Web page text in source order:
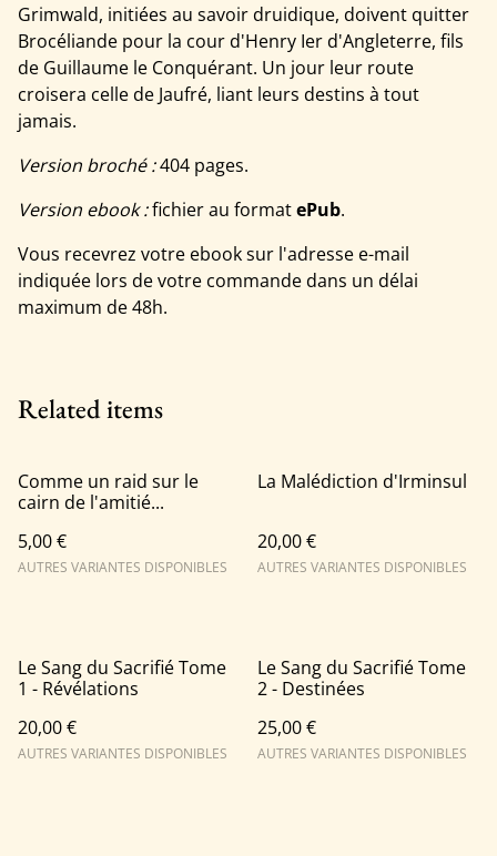
Grimwald, initiées au savoir druidique, doivent quitter
Brocéliande pour la cour d'Henry Ier d'Angleterre, fils
de Guillaume le Conquérant. Un jour leur route
croisera celle de Jaufré, liant leurs destins à tout
jamais.
Version broché :404 pages.
Version ebook :fichier au formatePub.
Vous recevrez votre ebook sur l'adresse e-mail
indiquée lors de votre commande dans un délai
maximum de 48h.
Related items
Comme un raid sur le
cairn de l'amitié...
5,00 €
AUTRES VARIANTES DISPONIBLES
La Malédiction d'Irminsul
20,00 €
AUTRES VARIANTES DISPONIBLES
Le Sang du Sacrifié Tome
1 - Révélations
20,00 €
AUTRES VARIANTES DISPONIBLES
Le Sang du Sacrifié Tome
2 - Destinées
25,00 €
AUTRES VARIANTES DISPONIBLES